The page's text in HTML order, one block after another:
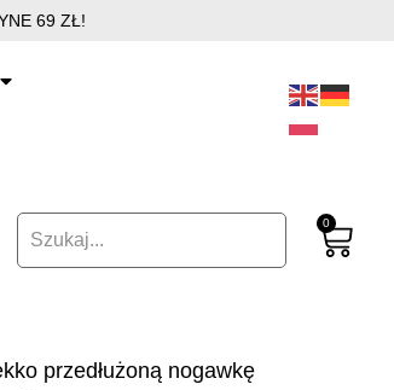
69 ZŁ!
0
przedłużoną nogawkę